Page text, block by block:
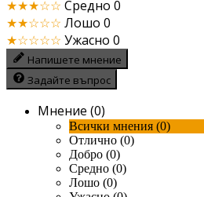
★★★☆☆ Средно 0
★★☆☆☆ Лошо 0
★☆☆☆☆ Ужасно 0
Напишете мнение
Задайте въпрос
Мнение (0)
Всички мнения (0)
Отлично (0)
Добро (0)
Средно (0)
Лошо (0)